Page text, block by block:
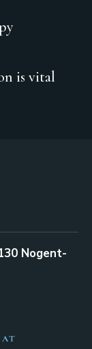
is vital
Nogent-